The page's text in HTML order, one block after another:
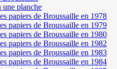
une planche
papiers de Broussaille en 1978
papiers de Broussaille en 1979
papiers de Broussaille en 1980
papiers de Broussaille en 1982
papiers de Broussaille en 1983
papiers de Broussaille en 1984